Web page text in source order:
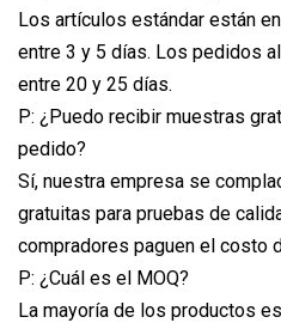
Los artículos estándar están
entre 3 y 5 días. Los pedidos
entre 20 y 25 días.
P: ¿Puedo recibir muestras
pedido?
Sí, nuestra empresa se
gratuitas para pruebas de
compradores paguen el costo
P: ¿Cuál es el MOQ?
La mayoría de los productos